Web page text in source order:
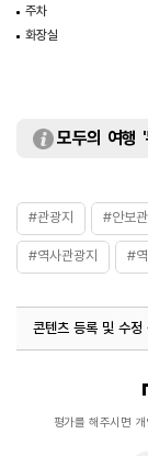
주차
화장실
모두의 여행
#관광지 #안보관
#역사관광지 #
콘텐츠 등록 및 수정
평가를 해주시면